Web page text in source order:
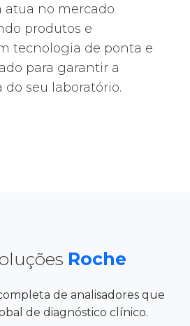
atua no mercado
produtos e
tecnologia de ponta e
para garantir a
seu laboratório.
Roche
de analisadores que
de diagnóstico clínico.